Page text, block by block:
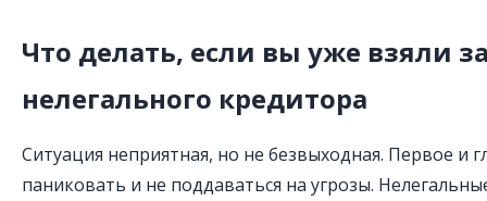
Что делать, если вы уже взяли
нелегального кредитора
Ситуация неприятная, но не безвыходная. Первое и
паниковать и не поддаваться на угрозы.